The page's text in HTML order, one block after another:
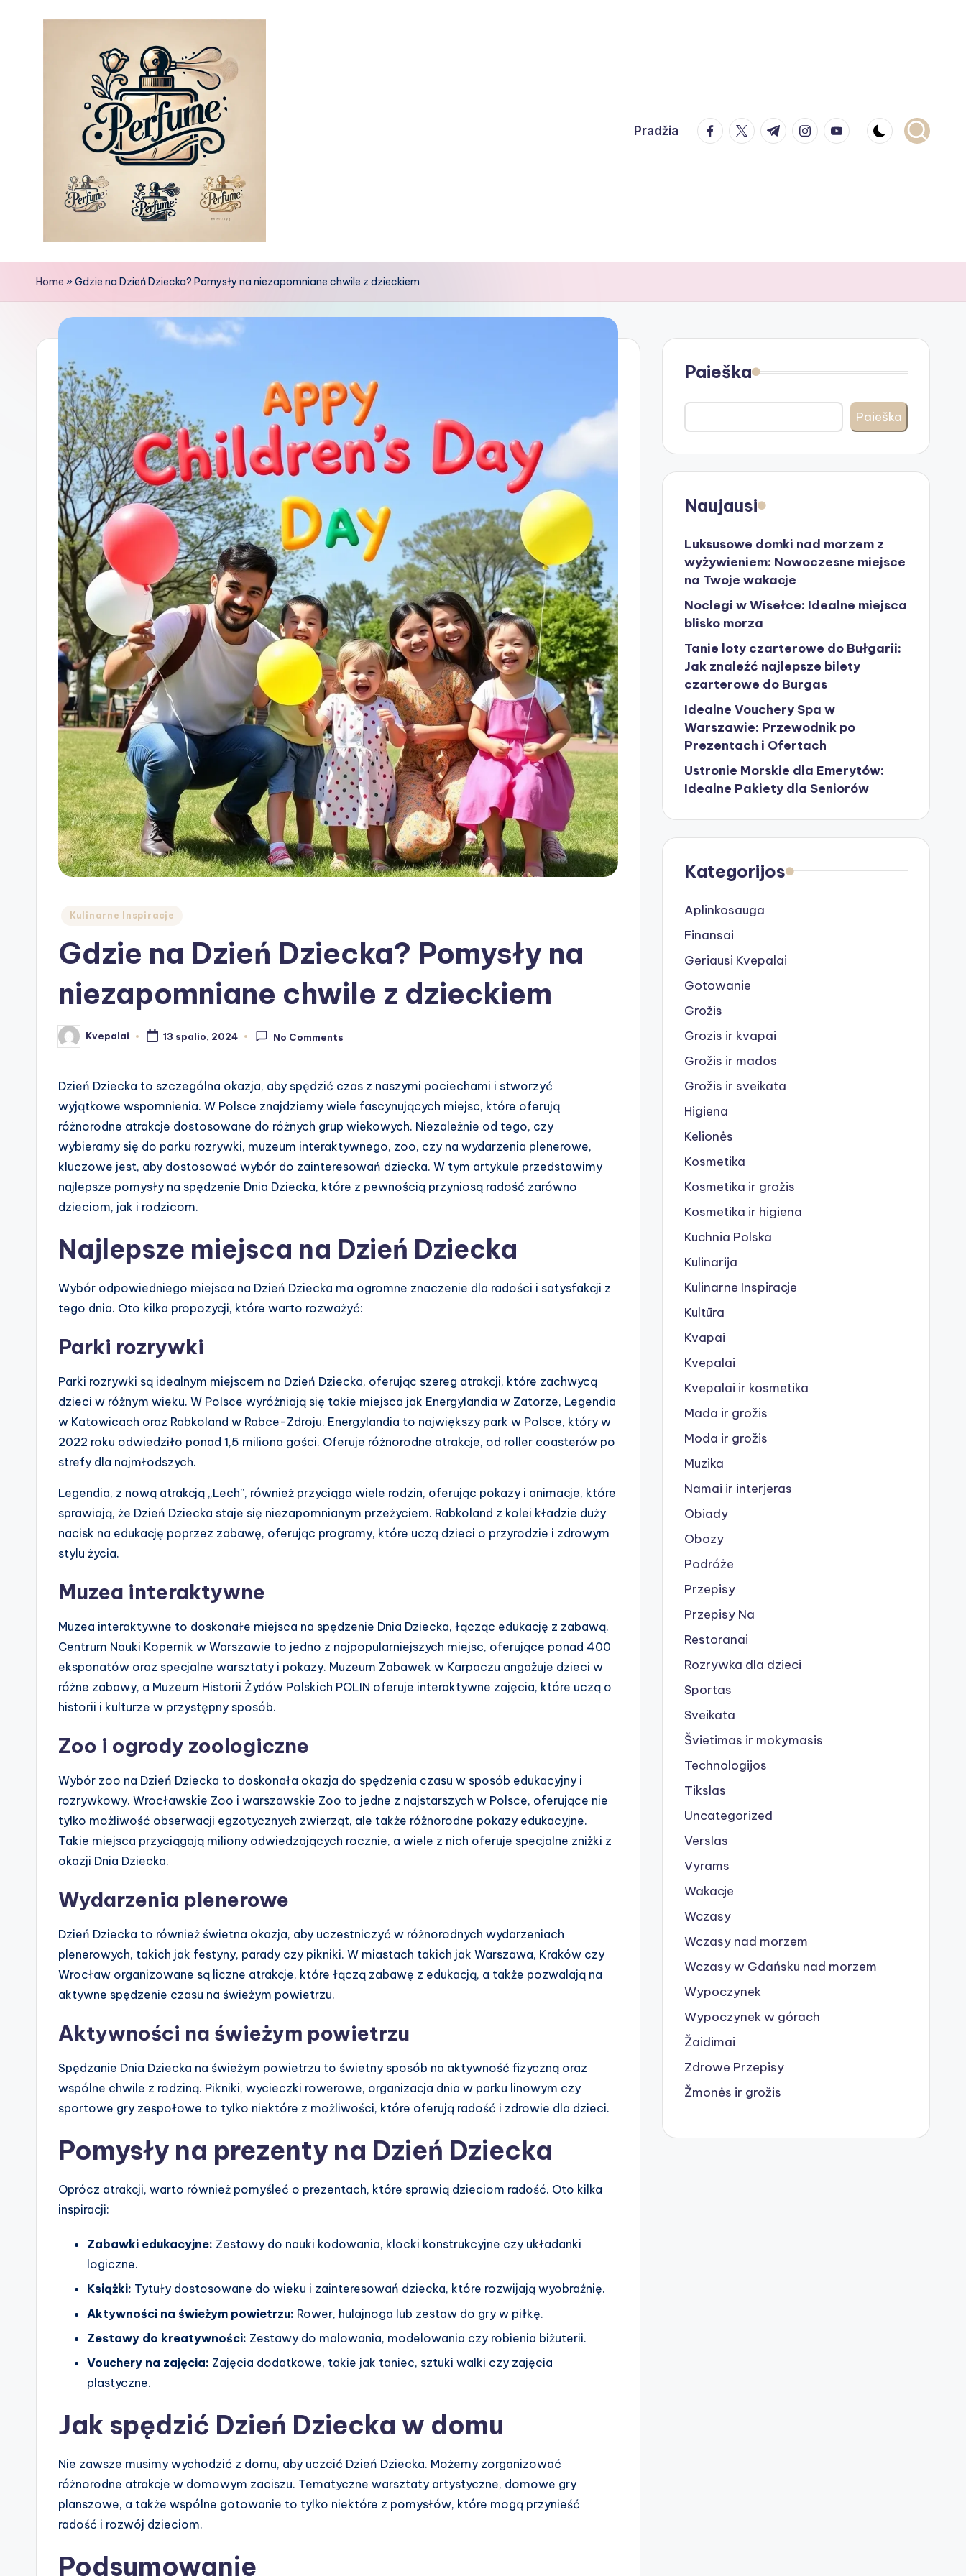
Pradžia facebook.com
twitter.com
t.me instagram.com
youtube.com
Home »Gdzie na Dzień Dziecka? Pomysły na niezapomniane chwile z dzieckiem
Posted
Kulinarne Inspiracje
Gdzie na Dzień Dziecka? Pomysły na
niezapomniane chwile z dzieckiem
Posted
by
Kvepalai 13 spalio, 2024 No Comments
Dzień Dziecka to szczególna okazja, aby spędzić czas z naszymi pociechami i stworzyć
wyjątkowe wspomnienia. W Polsce znajdziemy wiele fascynujących miejsc, które oferują
różnorodne atrakcje dostosowane do różnych grup wiekowych. Niezależnie od tego, czy
wybieramy się do parku rozrywki, muzeum interaktywnego, zoo, czy na wydarzenia plenerowe,
kluczowe jest, aby dostosować wybór do zainteresowań dziecka. W tym artykule przedstawimy
najlepsze pomysły na spędzenie Dnia Dziecka, które z pewnością przyniosą radość zarówno
dzieciom, jak i rodzicom.
Najlepsze miejsca na Dzień Dziecka
Wybór odpowiedniego miejsca na Dzień Dziecka ma ogromne znaczenie dla radości i satysfakcji z
tego dnia. Oto kilka propozycji, które warto rozważyć:
Parki rozrywki
Parki rozrywki są idealnym miejscem na Dzień Dziecka, oferując szereg atrakcji, które zachwycą
dzieci w różnym wieku. W Polsce wyróżniają się takie miejsca jak Energylandia w Zatorze, Legendia
w Katowicach oraz Rabkoland w Rabce-Zdroju. Energylandia to największy park w Polsce, który w
2022 roku odwiedziło ponad 1,5 miliona gości. Oferuje różnorodne atrakcje, od roller coasterów po
strefy dla najmłodszych.
Legendia, z nową atrakcją „Lech”, również przyciąga wiele rodzin, oferując pokazy i animacje, które
sprawiają, że Dzień Dziecka staje się niezapomnianym przeżyciem. Rabkoland z kolei kładzie duży
nacisk na edukację poprzez zabawę, oferując programy, które uczą dzieci o przyrodzie i zdrowym
stylu życia.
Muzea interaktywne
Muzea interaktywne to doskonałe miejsca na spędzenie Dnia Dziecka, łącząc edukację z zabawą.
Centrum Nauki Kopernik w Warszawie to jedno z najpopularniejszych miejsc, oferujące ponad 400
eksponatów oraz specjalne warsztaty i pokazy. Muzeum Zabawek w Karpaczu angażuje dzieci w
różne zabawy, a Muzeum Historii Żydów Polskich POLIN oferuje interaktywne zajęcia, które uczą o
historii i kulturze w przystępny sposób.
Zoo i ogrody zoologiczne
Wybór zoo na Dzień Dziecka to doskonała okazja do spędzenia czasu w sposób edukacyjny i
rozrywkowy. Wrocławskie Zoo i warszawskie Zoo to jedne z najstarszych w Polsce, oferujące nie
tylko możliwość obserwacji egzotycznych zwierząt, ale także różnorodne pokazy edukacyjne.
Takie miejsca przyciągają miliony odwiedzających rocznie, a wiele z nich oferuje specjalne zniżki z
okazji Dnia Dziecka.
Wydarzenia plenerowe
Dzień Dziecka to również świetna okazja, aby uczestniczyć w różnorodnych wydarzeniach
plenerowych, takich jak festyny, parady czy pikniki. W miastach takich jak Warszawa, Kraków czy
Wrocław organizowane są liczne atrakcje, które łączą zabawę z edukacją, a także pozwalają na
aktywne spędzenie czasu na świeżym powietrzu.
Aktywności na świeżym powietrzu
Spędzanie Dnia Dziecka na świeżym powietrzu to świetny sposób na aktywność fizyczną oraz
wspólne chwile z rodziną. Pikniki, wycieczki rowerowe, organizacja dnia w parku linowym czy
sportowe gry zespołowe to tylko niektóre z możliwości, które oferują radość i zdrowie dla dzieci.
Pomysły na prezenty na Dzień Dziecka
Oprócz atrakcji, warto również pomyśleć o prezentach, które sprawią dzieciom radość. Oto kilka
inspiracji:
Zabawki edukacyjne: Zestawy do nauki kodowania, klocki konstrukcyjne czy układanki
logiczne.
Książki: Tytuły dostosowane do wieku i zainteresowań dziecka, które rozwijają wyobraźnię.
Aktywności na świeżym powietrzu: Rower, hulajnoga lub zestaw do gry w piłkę.
Zestawy do kreatywności: Zestawy do malowania, modelowania czy robienia biżuterii.
Vouchery na zajęcia: Zajęcia dodatkowe, takie jak taniec, sztuki walki czy zajęcia
plastyczne.
Jak spędzić Dzień Dziecka w domu
Nie zawsze musimy wychodzić z domu, aby uczcić Dzień Dziecka. Możemy zorganizować
różnorodne atrakcje w domowym zaciszu. Tematyczne warsztaty artystyczne, domowe gry
planszowe, a także wspólne gotowanie to tylko niektóre z pomysłów, które mogą przynieść
radość i rozwój dzieciom.
Podsumowanie
Paieška
Paieška
Naujausi
Luksusowe domki nad morzem z
wyżywieniem: Nowoczesne miejsce
na Twoje wakacje
Noclegi w Wisełce: Idealne miejsca
blisko morza
Tanie loty czarterowe do Bułgarii:
Jak znaleźć najlepsze bilety
czarterowe do Burgas
Idealne Vouchery Spa w
Warszawie: Przewodnik po
Prezentach i Ofertach
Ustronie Morskie dla Emerytów:
Idealne Pakiety dla Seniorów
Kategorijos
Aplinkosauga
Finansai
Geriausi Kvepalai
Gotowanie
Grožis
Grozis ir kvapai
Grožis ir mados
Grožis ir sveikata
Higiena
Kelionės
Kosmetika
Kosmetika ir grožis
Kosmetika ir higiena
Kuchnia Polska
Kulinarija
Kulinarne Inspiracje
Kultūra
Kvapai
Kvepalai
Kvepalai ir kosmetika
Mada ir grožis
Moda ir grožis
Muzika
Namai ir interjeras
Obiady
Obozy
Podróże
Przepisy
Przepisy Na
Restoranai
Rozrywka dla dzieci
Sportas
Sveikata
Švietimas ir mokymasis
Technologijos
Tikslas
Uncategorized
Verslas
Vyrams
Wakacje
Wczasy
Wczasy nad morzem
Wczasy w Gdańsku nad morzem
Wypoczynek
Wypoczynek w górach
Žaidimai
Zdrowe Przepisy
Žmonės ir grožis